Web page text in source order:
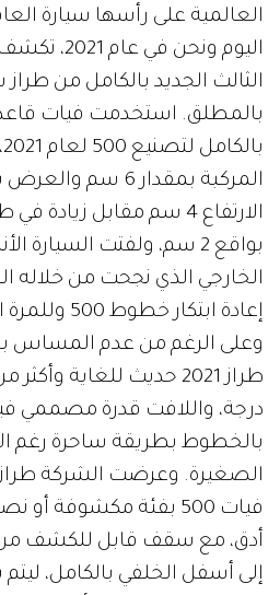
العالمية على رأسها سيارة
اليوم ونحن
بالمطلق. استخدمت فيات
المركبة بمقدار 6
الارتفاع 4 سم مقابل
بواقع 2 سم، ولفتت السيارة
الخارجي الذي نجحت من خلاله
إعادة
طراز 2021 حديث للغاية
درجة، واللافت قدرة مصممي
بالخطوط بطريقة ساحرة رغم
الصغيرة. وعرضت الشركة
فيات 500 بفئة مكشوفة
أدق، مع سقف قابل للكشف من
إلى أسفل الخلفي بالكامل،